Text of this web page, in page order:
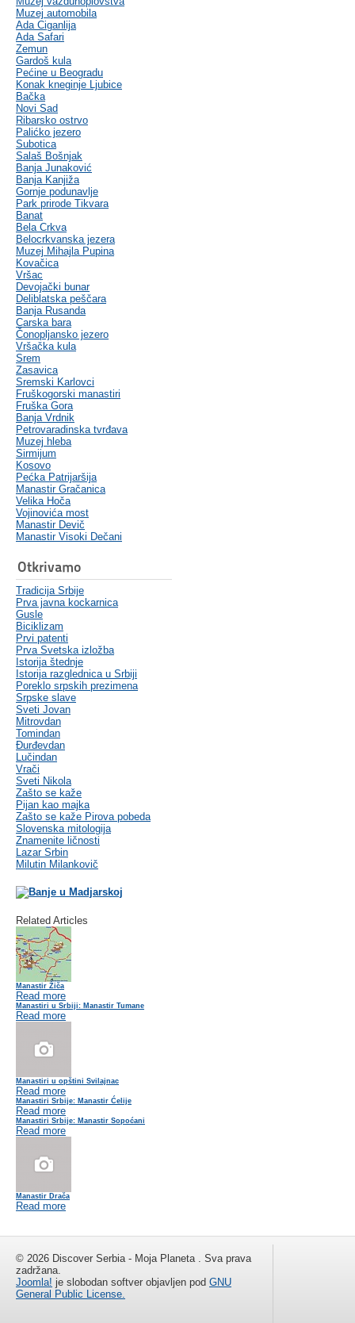
Muzej automobila
Ada Ciganlija
Ada Safari
Zemun
Gardoš kula
Pećine u Beogradu
Konak kneginje Ljubice
Bačka
Novi Sad
Ribarsko ostrvo
Palićko jezero
Subotica
Salaš Bošnjak
Banja Junaković
Banja Kanjiža
Gornje podunavlje
Park prirode Tikvara
Banat
Bela Crkva
Belocrkvanska jezera
Muzej Mihajla Pupina
Kovačica
Vršac
Devojački bunar
Deliblatska peščara
Banja Rusanda
Carska bara
Čonopljansko jezero
Vršačka kula
Srem
Zasavica
Sremski Karlovci
Fruškogorski manastiri
Fruška Gora
Banja Vrdnik
Petrovaradinska tvrđava
Muzej hleba
Sirmijum
Kosovo
Pećka Patrijaršija
Manastir Gračanica
Velika Hoča
Vojinovića most
Manastir Devič
Manastir Visoki Dečani
Otkrivamo
Tradicija Srbije
Prva javna kockarnica
Gusle
Biciklizam
Prvi patenti
Prva Svetska izložba
Istorija štednje
Istorija razglednica u Srbiji
Poreklo srpskih prezimena
Srpske slave
Sveti Jovan
Mitrovdan
Tomindan
Đurđevdan
Lučindan
Vrači
Sveti Nikola
Zašto se kaže
Pijan kao majka
Zašto se kaže Pirova pobeda
Slovenska mitologija
Znamenite ličnosti
Lazar Srbin
Milutin Milankovič
Related Articles
Manastir Žiča
Read more
Manastiri u Srbiji: Manastir Tumane
Read more
Manastiri u opštini Svilajnac
Read more
Manastiri Srbije: Manastir Ćelije
Read more
Manastiri Srbije: Manastir Sopoćani
Read more
Manastir Drača
Read more
© 2026 Discover Serbia - Moja Planeta . Sva prava
zadržana.
Joomla! je slobodan softver objavljen pod GNU
General Public License.